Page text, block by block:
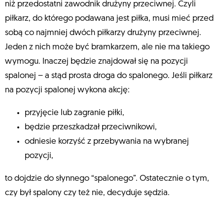
niż przedostatni zawodnik drużyny przeciwnej. Czyli
piłkarz, do którego podawana jest piłka, musi mieć przed
sobą co najmniej dwóch piłkarzy drużyny przeciwnej.
Jeden z nich może być bramkarzem, ale nie ma takiego
wymogu. Inaczej będzie znajdował się na pozycji
spalonej – a stąd prosta droga do spalonego. Jeśli piłkarz
na pozycji spalonej wykona akcję:
przyjęcie lub zagranie piłki,
będzie przeszkadzał przeciwnikowi,
odniesie korzyść z przebywania na wybranej
pozycji,
to dojdzie do słynnego “spalonego”. Ostatecznie o tym,
czy był spalony czy też nie, decyduje sędzia.